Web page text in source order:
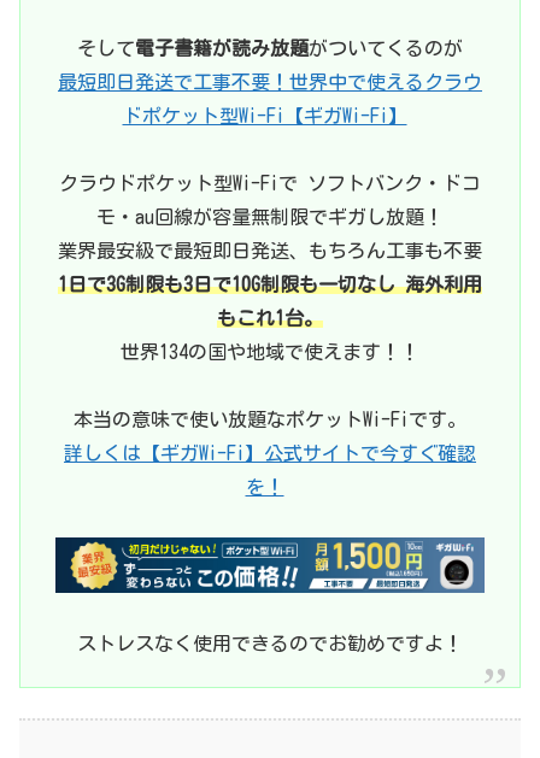
そして電子書籍が読み放題がついてくるのが
最短即日発送で工事不要！世界中で使えるクラウ
ドポケット型Wi-Fi【ギガWi-Fi】
クラウドポケット型Wi-Fiで ソフトバンク・ドコ
モ・au回線が容量無制限でギガし放題！
業界最安級で最短即日発送、もちろん工事も不要
1日で3G制限も3日で10G制限も一切なし 海外利用
もこれ1台。
世界134の国や地域で使えます！！
本当の意味で使い放題なポケットWi-Fiです。
詳しくは【ギガWi-Fi】公式サイトで今すぐ確認
を！
ストレスなく使用できるのでお勧めですよ！